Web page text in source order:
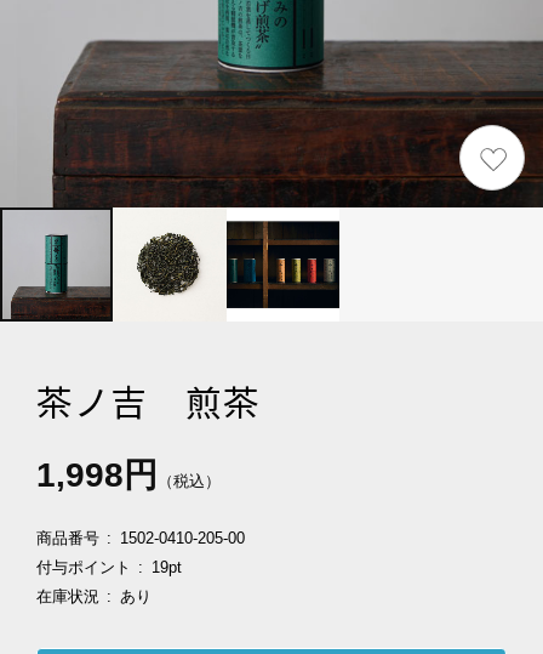
茶ノ吉 煎茶
1,998円 （税込）
商品番号
1502-0410-205-00
付与ポイント
19pt
在庫状況
あり